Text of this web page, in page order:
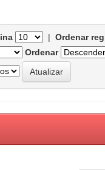
| Ordenar
Ordenar